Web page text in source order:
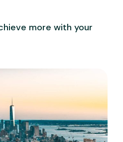
more with your